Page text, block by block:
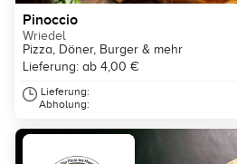
Pinoccio
Wriedel
Pizza, Döner, Burger & mehr
Lieferung: ab 4,00 €
Lieferung:
Abholung: